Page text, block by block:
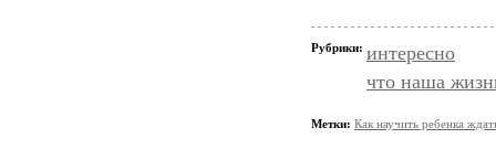
Рубрики: интересно
что наша
Метки: Как научить ребенка